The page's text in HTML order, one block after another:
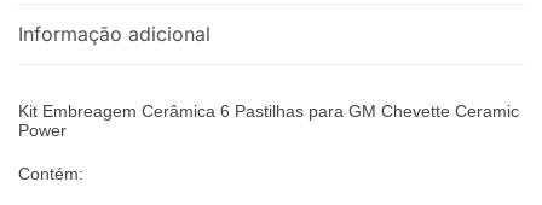
quantidade
Informação adicional
Kit Embreagem Cerâmica 6 Pastilhas para GM Chevette Ceramic
Power
Contém: